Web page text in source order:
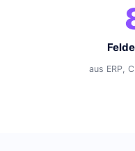
aus ERP,